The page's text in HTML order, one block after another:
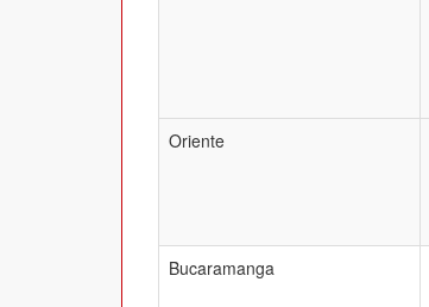
Oriente
Bucaramanga